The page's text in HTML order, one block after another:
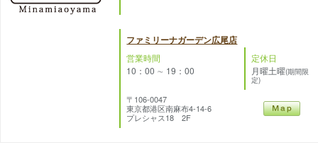
ファミリーナガーデン広尾店
営業時間
定休日
10：00 ∼ 19：00
月曜土曜(期間限
定)
〒106-0047
東京都港区南麻布4-14-6
プレシャス18 2F